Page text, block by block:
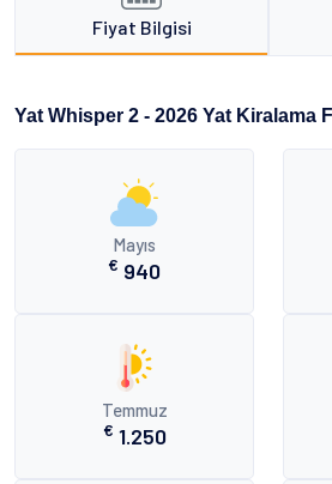
Fiyat Bilgisi
Yat Whisper 2 - 2026 Yat Kiralama
Mayıs
€ 940
Temmuz
€ 1.250